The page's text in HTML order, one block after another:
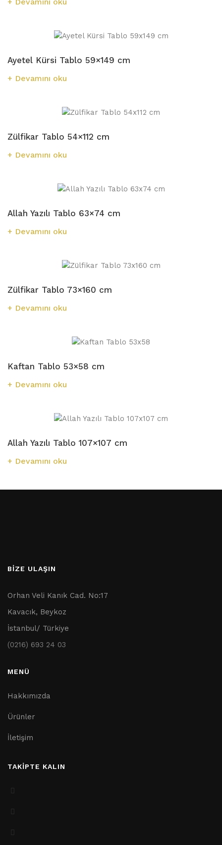
Ayetel Kürsi Tablo 59×149 cm
Devamını oku
Zülfikar Tablo 54×112 cm
Devamını oku
Allah Yazılı Tablo 63×74 cm
Devamını oku
Zülfikar Tablo 73×160 cm
Devamını oku
Kaftan Tablo 53×58 cm
Devamını oku
Allah Yazılı Tablo 107×107 cm
Devamını oku
BİZE ULAŞIN
Orhan Veli Kanık Cad. No:17
Kavacık, Beykoz
İstanbul/ Türkiye
(0216) 693 24 03
MENÜ
Hakkımızda
Ürünler
İletişim
TAKİPTE KALIN